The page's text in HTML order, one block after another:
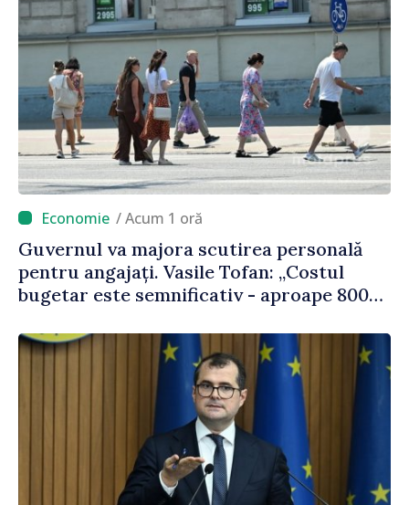
/ Acum 1 oră
Guvernul va majora scutirea personală
pentru angajați. Vasile Tofan: „Costul
bugetar este semnificativ - aproape 800
oamenilor”